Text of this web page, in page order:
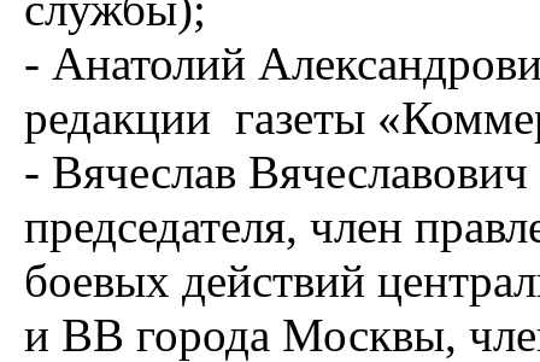
- Анатолий
редакции газеты
- Вячеслав
председателя, член
боевых действий
и ВВ города Москвы,